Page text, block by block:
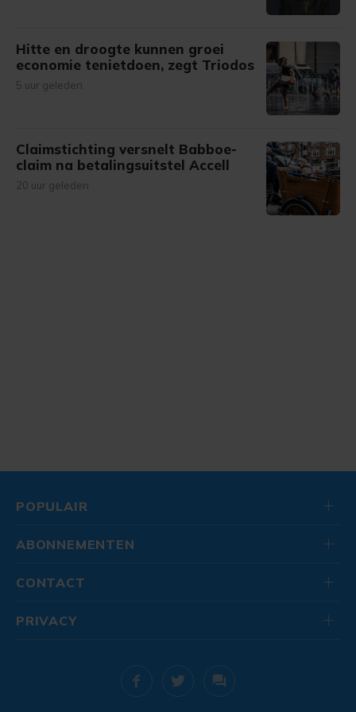
Hitte en droogte kunnen groei
economie tenietdoen, zegt Triodos
5 uur geleden
Claimstichting versnelt Babboe-
claim na betalingsuitstel Accell
20 uur geleden
POPULAIR
ABONNEMENTEN
CONTACT
PRIVACY